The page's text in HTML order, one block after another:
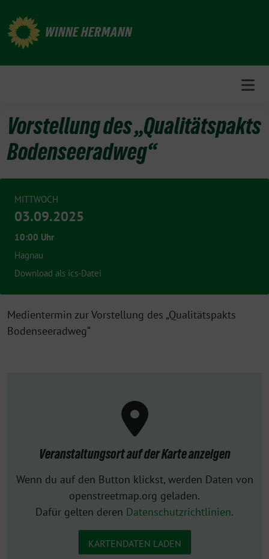
zum
Inhalt
WINNE HERMANN
Vorstellung des „Qualitätspakts
Bodenseeradweg“
Medientermin zur Vorstellung des „Qualitätspakts
Bodenseeradweg“
MITTWOCH
03.09.2025
10:00 Uhr
Hagnau
Download als ics-Datei
Veranstaltungsort auf der Karte anzeigen
Wenn du auf den Button klickst, werden Daten von
openstreetmap.org geladen.
Dafür gelten deren Datenschutzrichtlinien.
KARTENDATEN LADEN